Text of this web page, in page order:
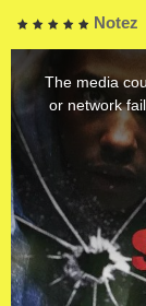
Notez